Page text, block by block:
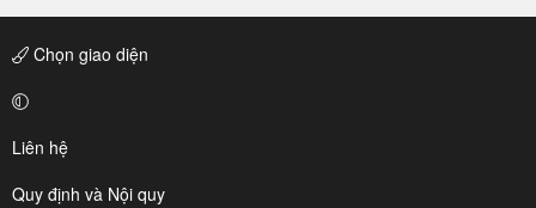
Chọn giao diện
Liên hệ
Quy định và Nội quy